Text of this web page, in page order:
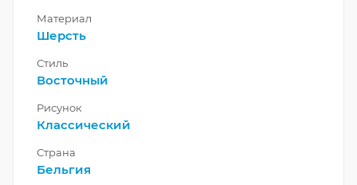
Материал
Шерсть
Стиль
Восточный
Рисунок
Классический
Страна
Бельгия